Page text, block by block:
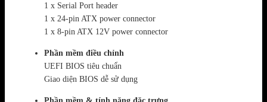
1 x Serial Port header
1 x 24-pin ATX power connector
1 x 8-pin ATX 12V power connector
Phần mềm điều chỉnh
UEFI BIOS tiêu chuẩn
Giao diện BIOS dễ sử dụng